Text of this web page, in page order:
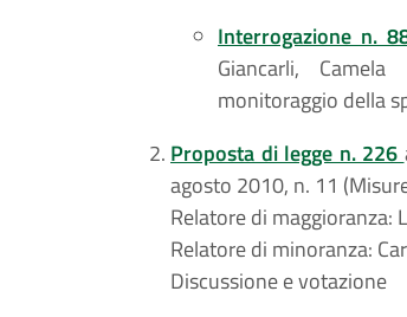
Interrogazione n.
Giancarli,
monitoraggio della
Proposta di legge n. 226
agosto 2010, n. 11
Relatore di maggioranza:
Relatore di minoranza:
Discussione e votazione